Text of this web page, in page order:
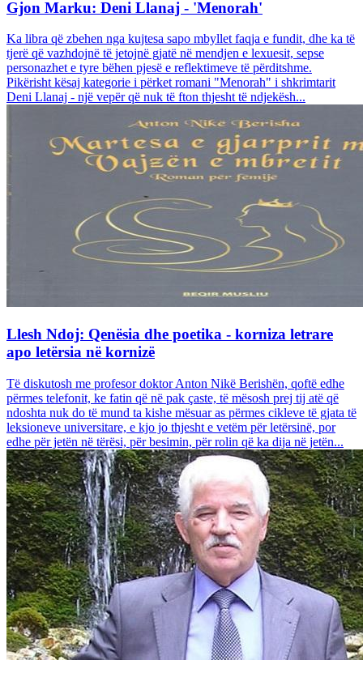
Gjon Marku: Deni Llanaj - 'Menorah'
Ka libra që zbehen nga kujtesa sapo mbyllet faqja e fundit, dhe ka të
tjerë që vazhdojnë të jetojnë gjatë në mendjen e lexuesit, sepse
personazhet e tyre bëhen pjesë e reflektimeve të përditshme.
Pikërisht kësaj kategorie i përket romani "Menorah" i shkrimtarit
Deni Llanaj - një vepër që nuk të fton thjesht të ndjekësh...
Llesh Ndoj: Qenësia dhe poetika - korniza letrare
apo letërsia në kornizë
Të diskutosh me profesor doktor Anton Nikë Berishën, qoftë edhe
përmes telefonit, ke fatin që në pak çaste, të mësosh prej tij atë që
ndoshta nuk do të mund ta kishe mësuar as përmes cikleve të gjata të
leksioneve universitare, e kjo jo thjesht e vetëm për letërsinë, por
edhe për jetën në tërësi, për besimin, për rolin që ka dija në jetën...